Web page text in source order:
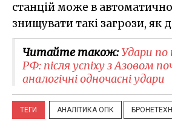
станцій може в
знищувати такі загрози, як
Читайте також:Удари
РФ: після успіху з Азовом
аналогічні одночасні удари
ТЕГИ АНАЛІТИКА ОПК